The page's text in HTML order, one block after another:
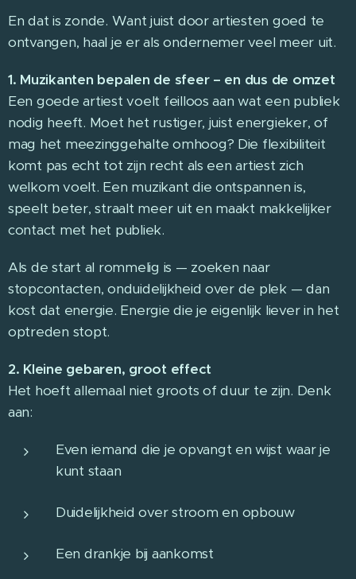
En dat is zonde. Want juist door artiesten goed te
ontvangen, haal je er als ondernemer veel meer uit.
1. Muzikanten bepalen de sfeer – en dus de omzet
Een goede artiest voelt feilloos aan wat een publiek
nodig heeft. Moet het rustiger, juist energieker, of
mag het meezinggehalte omhoog? Die flexibiliteit
komt pas echt tot zijn recht als een artiest zich
welkom voelt. Een muzikant die ontspannen is,
speelt beter, straalt meer uit en maakt makkelijker
contact met het publiek.
Als de start al rommelig is — zoeken naar
stopcontacten, onduidelijkheid over de plek — dan
kost dat energie. Energie die je eigenlijk liever in het
optreden stopt.
2. Kleine gebaren, groot effect
Het hoeft allemaal niet groots of duur te zijn. Denk
aan:
Even iemand die je opvangt en wijst waar je
kunt staan
Duidelijkheid over stroom en opbouw
Een drankje bij aankomst